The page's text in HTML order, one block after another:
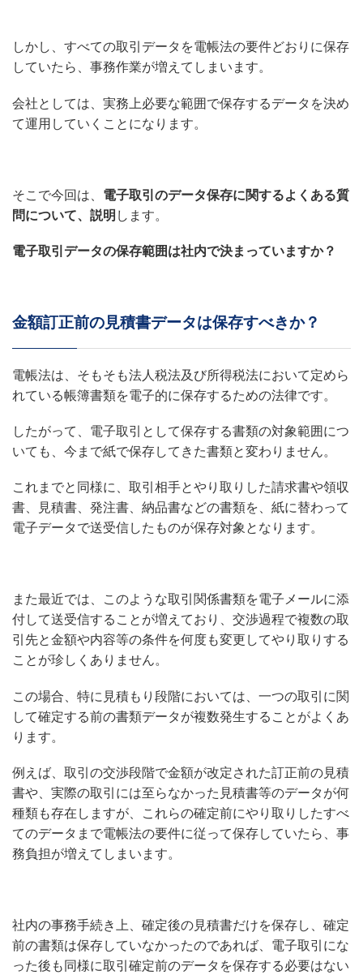
しかし、すべての取引データを電帳法の要件どおりに保存
していたら、事務作業が増えてしまいます。
会社としては、実務上必要な範囲で保存するデータを決め
て運用していくことになります。
そこで今回は、 電子取引のデータ保存に関するよくある質
問について、説明 します。
電子取引データの保存範囲は社内で決まっていますか？
金額訂正前の見積書データは保存すべきか？
電帳法は、そもそも法人税法及び所得税法において定めら
れている帳簿書類を電子的に保存するための法律です。
したがって、電子取引として保存する書類の対象範囲につ
いても、今まで紙で保存してきた書類と変わりません。
これまでと同様に、取引相手とやり取りした請求書や領収
書、見積書、発注書、納品書などの書類を、紙に替わって
電子データで送受信したものが保存対象となります。
また最近では、このような取引関係書類を電子メールに添
付して送受信することが増えており、交渉過程で複数の取
引先と金額や内容等の条件を何度も変更してやり取りする
ことが珍しくありません。
この場合、特に見積もり段階においては、一つの取引に関
して確定する前の書類データが複数発生することがよくあ
ります。
例えば、取引の交渉段階で金額が改定された訂正前の見積
書や、実際の取引には至らなかった見積書等のデータが何
種類も存在しますが、これらの確定前にやり取りしたすべ
てのデータまで電帳法の要件に従って保存していたら、事
務負担が増えてしまいます。
社内の事務手続き上、確定後の見積書だけを保存し、確定
前の書類は保存していなかったのであれば、電子取引にな
った後も同様に取引確定前のデータを保存する必要はない